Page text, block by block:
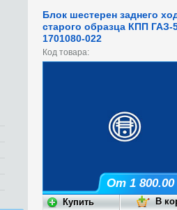
Блок шестерен заднего
старого образца КПП ГАЗ-
1701080-022
Код товара:
От 1 800.00